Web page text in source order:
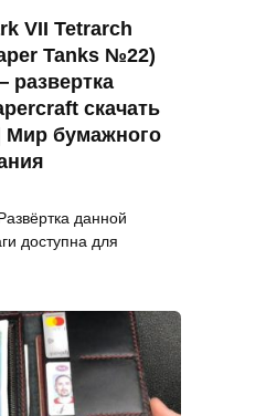
VII Tetrarch
Tanks №22)
развертка
скачать
Мир бумажного
данной
доступна для